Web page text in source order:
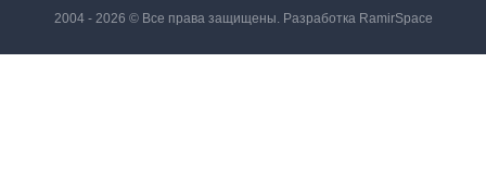
2004 - 2026 © Все права защищены. Разработка RamirSpace